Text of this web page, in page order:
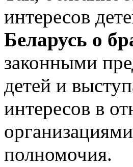
интересов
Беларусь о
законными
детей и
интересов в
полномочия.